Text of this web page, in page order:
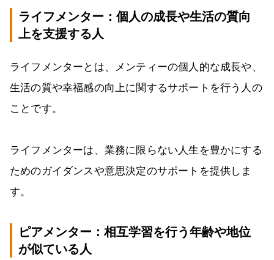
ライフメンター：個人の成長や生活の質向
上を支援する人
ライフメンターとは、メンティーの個人的な成長や、
生活の質や幸福感の向上に関するサポートを行う人の
ことです。
ライフメンターは、業務に限らない人生を豊かにする
ためのガイダンスや意思決定のサポートを提供しま
す。
ピアメンター：相互学習を行う年齢や地位
が似ている人